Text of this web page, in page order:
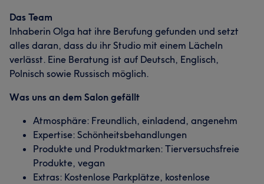
Das Team
Inhaberin Olga hat ihre Berufung gefunden und setzt
alles daran, dass du ihr Studio mit einem Lächeln
verlässt. Eine Beratung ist auf Deutsch, Englisch,
Polnisch sowie Russisch möglich.
Was uns an dem Salon gefällt
Atmosphäre: Freundlich, einladend, angenehm
Expertise: Schönheitsbehandlungen
Produkte und Produktmarken: Tierversuchsfreie
Produkte, vegan
Extras: Kostenlose Parkplätze, kostenlose